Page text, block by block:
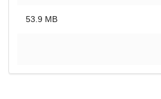
53.9 MB